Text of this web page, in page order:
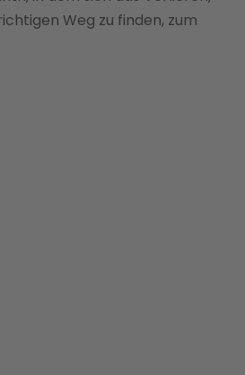
Weg zu finden, zum